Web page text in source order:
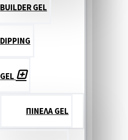
BUILDER GEL
DIPPING
GEL
ΠΙΝΕΛΑ GEL